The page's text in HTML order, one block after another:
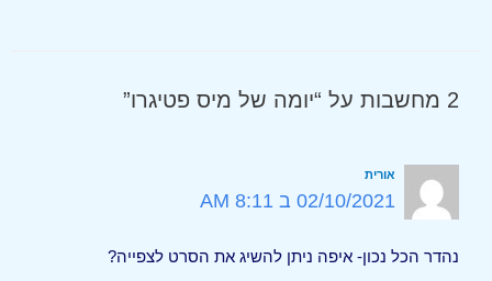
2 מחשבות על “יומה של מיס פטיגרו”
אורית
02/10/2021 ב 8:11 AM
נהדר הכל נכון- איפה ניתן להשיג את הסרט לצפייה?